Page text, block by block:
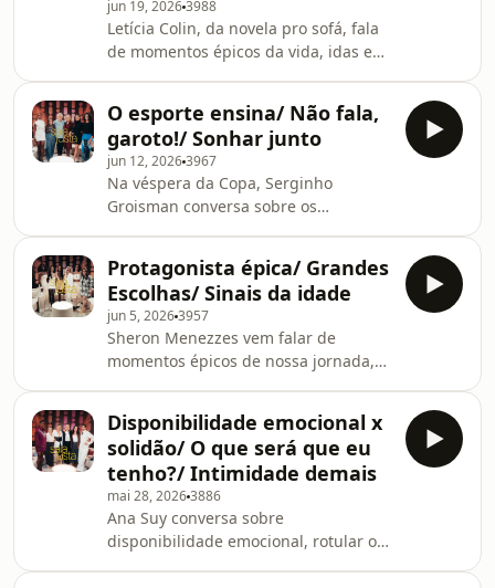
jun 19, 20263988
Letícia Colin, da novela pro sofá, fala
de momentos épicos da vida, idas e
adora jogar fora.
O esporte ensina/ Não fala,
garoto!/ Sonhar junto
jun 12, 20263967
Na véspera da Copa, Serginho
Groisman conversa sobre os
dos sonhos que a gente sonha junto.
Protagonista épica/ Grandes
Escolhas/ Sinais da idade
jun 5, 20263957
Sheron Menezzes vem falar de
momentos épicos de nossa jornada,
hábitos de nossa geração.
Disponibilidade emocional x
solidão/ O que será que eu
tenho?/ Intimidade demais
mai 28, 20263886
Ana Suy conversa sobre
disponibilidade emocional, rotular o